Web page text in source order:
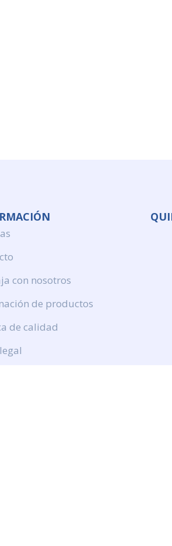
con nosotros
de productos
de calidad